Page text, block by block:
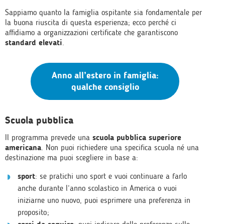
Sappiamo quanto la famiglia ospitante sia fondamentale per
la buona riuscita di questa esperienza; ecco perché ci
affidiamo a organizzazioni certificate che garantiscono
standard elevati
Anno all’estero in famiglia:
qualche consiglio
Scuola pubblica
Il programma prevede una scuola pubblica superiore
americana . Non puoi richiedere una specifica scuola né una
destinazione ma puoi scegliere in base a:
sport: se pratichi uno sport e vuoi continuare a farlo
anche durante l’anno scolastico in America o vuoi
iniziarne uno nuovo, puoi esprimere una preferenza in
proposito;